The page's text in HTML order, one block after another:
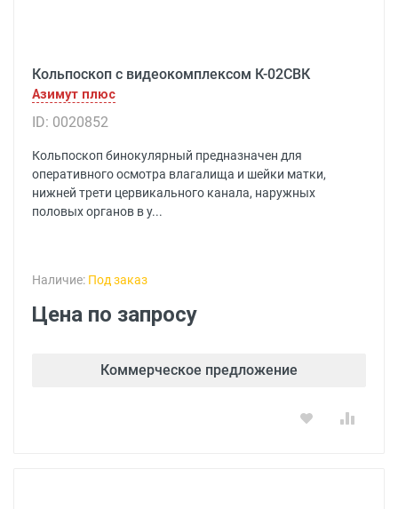
Кольпоскоп с видеокомплексом К-02СВК
Азимут плюс
ID: 0020852
Кольпоскоп бинокулярный предназначен для
оперативного осмотра влагалища и шейки матки,
нижней трети цервикального канала, наружных
половых органов в у...
Наличие: Под заказ
Цена по запросу
Коммерческое предложение